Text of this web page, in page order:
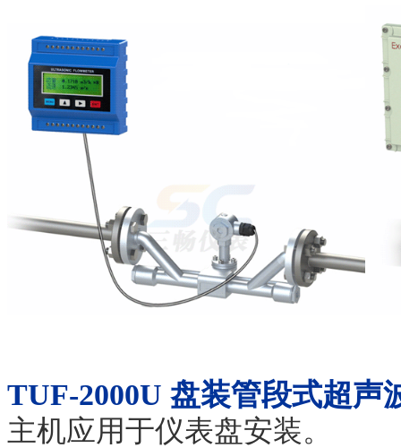
TUF-2000U 盘装管段式超声
主机应用于仪表盘安装。